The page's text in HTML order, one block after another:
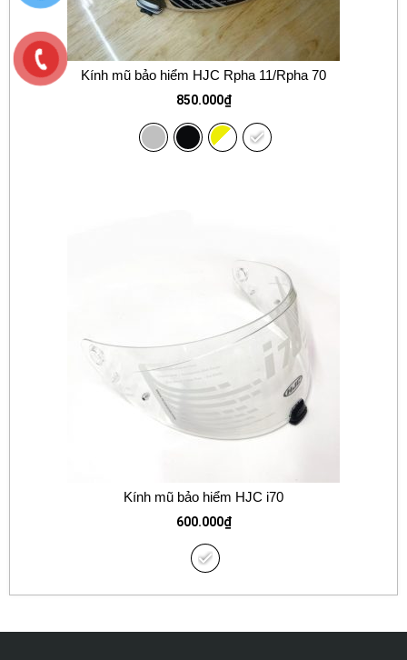
Kính mũ bảo hiểm HJC Rpha 11/Rpha 70
850.000₫
Kính mũ bảo hiểm HJC i70
600.000₫